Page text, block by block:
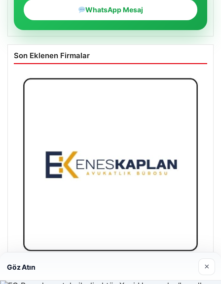
WhatsApp Mesaj
Son Eklenen Firmalar
Enes Kaplan Avukatlık Bürosu
Göz Atın ×